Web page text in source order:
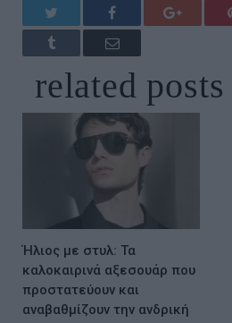
Facebook Google+
Tumblr Email
related posts
Ήλιος με στυλ: Τα
καλοκαιρινά αξεσουάρ που
προστατεύουν και
αναβαθμίζουν την ανδρική